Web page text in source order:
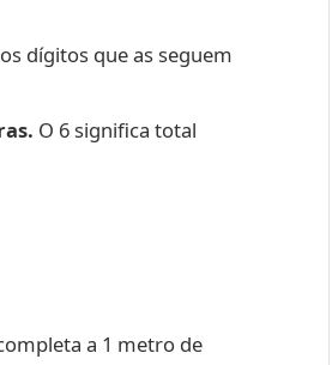
dígitos que as seguem
O 6 significa total
a 1 metro de